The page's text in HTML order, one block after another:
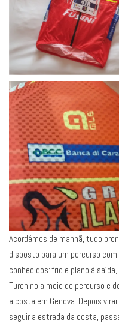
Acordámos de manhã, tudo
disposto para um percurso
conhecidos: frio e plano à
Turchino a meio do percurso e
a costa em Genova. Depois
seguir a estrada da costa,